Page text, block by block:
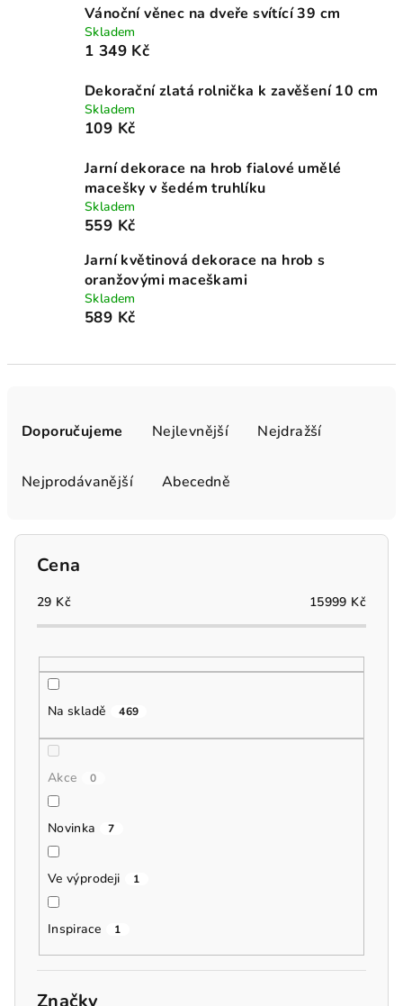
Vánoční věnec na dveře svítící 39 cm
Skladem
1 349 Kč
Dekorační zlatá rolnička k zavěšení 10 cm
Skladem
109 Kč
Jarní dekorace na hrob fialové umělé
macešky v šedém truhlíku
Skladem
559 Kč
Jarní květinová dekorace na hrob s
oranžovými maceškami
Skladem
589 Kč
Doporučujeme Nejlevnější Nejdražší
Nejprodávanější Abecedně
Cena
29 Kč 15999 Kč
Na skladě 469
Akce 0
Novinka 7
Ve výprodeji 1
Inspirace 1